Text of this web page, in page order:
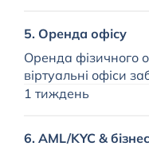
5. Оренда офісу
Оренда фізичного
віртуальні офіси
1 тиждень
6. AML/KYC &